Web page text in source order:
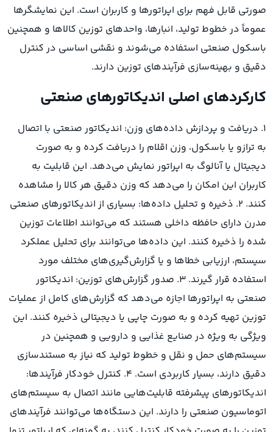
صورتی قابل فهم برای اپراتورها و کاربران است. این نمایشگرها
عموماً در خطوط تولید، انبارها، واحدهای توزین کالاها و همچنین
باسکول‌ صنعتی استفاده می‌شوند و نقشی اساسی در کنترل
دقیق و بهینه‌سازی فرآیندهای توزین دارند.
کارکردهای اصلی اندیکاتورهای صنعتی
۱. دریافت و پردازش داده‌های وزن: اندیکاتور صنعتی با اتصال
به ترازو یا باسکول، وزن اقلام را دریافت کرده و به صورت
دیجیتال یا آنالوگ به اپراتور نمایش می‌دهد. این قابلیت به
کاربران این امکان را می‌دهد که وزن دقیق هر کالا را مشاهده
کنند. ۲. ذخیره و تحلیل داده‌ها: بسیاری از اندیکاتورهای صنعتی
مدرن دارای حافظه داخلی هستند که می‌توانند اطلاعات توزین
شده را ذخیره کنند. این داده‌ها می‌توانند برای تحلیل عملکرد
سیستم، ارزیابی خطاها و یا گزارش‌گیری‌های مختلف مورد
استفاده قرار گیرند. ۳. صدور گزارش‌های توزین: اندیکاتور
صنعتی به اپراتورها اجازه می‌دهد که گزارش‌های کامل از عملیات
توزین تهیه کرده و به صورت چاپی یا دیجیتالی ذخیره کنند. این
ویژگی به ویژه در صنایع غذایی و دارویی و همچنین در
سیستم‌های حمل و نقل و خطوط تولید که نیاز به مستندسازی
دقیق دارند، بسیار کاربردی است. ۴. کنترل خودکار فرآیندها:
اندیکاتورهای پیشرفته قابلیت‌هایی مانند اتصال به سیستم‌های
اتوماسیون صنعتی را دارند. این دستگاه‌ها می‌توانند فرآیندهای